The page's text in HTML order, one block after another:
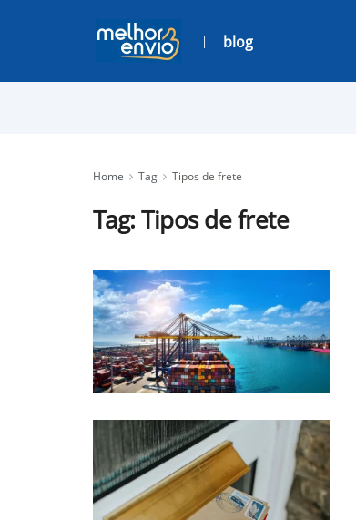
blog
Home Tag Tipos de frete
Tag:Tipos de frete